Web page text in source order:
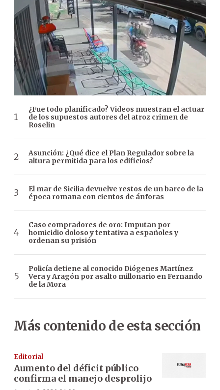
¿Fue todo planificado? Videos muestran el actuar
de los supuestos autores del atroz crimen de
Roselin
Asunción: ¿Qué dice el Plan Regulador sobre la
altura permitida para los edificios?
El mar de Sicilia devuelve restos de un barco de la
época romana con cientos de ánforas
Caso compradores de oro: Imputan por
homicidio doloso y tentativa a españoles y
ordenan su prisión
Policía detiene al conocido Diógenes Martínez
Vera y Aragón por asalto millonario en Fernando
de la Mora
Más contenido de esta sección
Editorial
Aumento del déficit público
confirma el manejo desprolijo